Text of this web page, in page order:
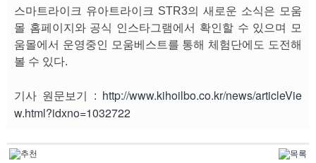
스마트라이크 유아트라이크 STR3의 새로운 소식은 모움
몰 홈페이지와 공식 인스타그램에서 확인할 수 있으며 모
움몰에서 운영중인 모움베스트를 통해 체험단에도 도전해
볼 수 있다.
기사 원문보기 : http://www.kihoilbo.co.kr/news/articleVie
w.html?idxno=1032722